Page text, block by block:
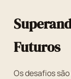
Futuros
Os desafios